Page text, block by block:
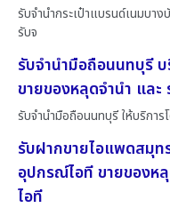
รับจำนำกระเป๋าแบรนด์เนมบา
รับจ
รับจำนำมือถือนนทบุรี
ขายของหลุดจำนำ แล
รับจำนำมือถือนนทบุรี ให้บริกา
รับฝากขายไอแพดสมุท
อุปกรณ์ไอที ขายของห
ไอที